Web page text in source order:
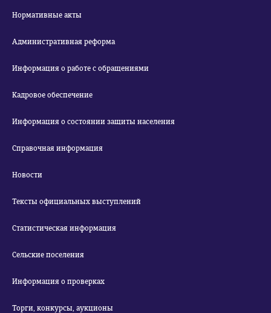
Нормативные акты
Административная реформа
Информация о работе с обращениями
Кадровое обеспечение
Информация о состоянии защиты населения
Справочная информация
Новости
Тексты официальных выступлений
Статистическая информация
Сельские поселения
Информация о проверках
Торги, конкурсы, аукционы